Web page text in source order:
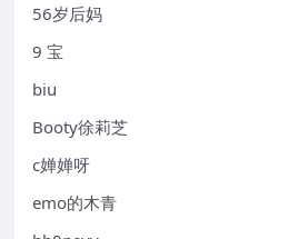
56岁后妈
9 宝
biu
Booty徐莉芝
c婵婵呀
emo的木青